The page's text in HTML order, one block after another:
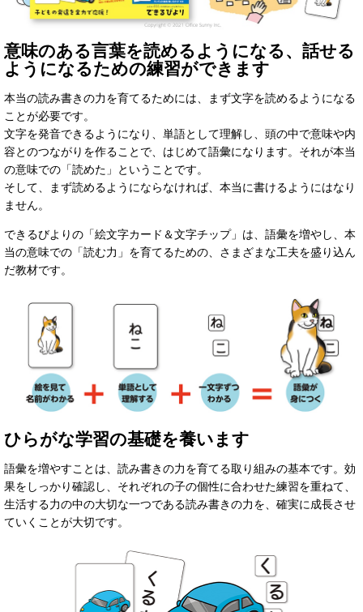
意味のある言葉を読めるようになる、話せる
ようになるための練習ができます
本当の読み書きの力を育てるためには、まず文字を読めるようになる
ことが必要です。
文字を発音できるようになり、単語として理解し、頭の中で意味や内
容とのつながりを作ることで、はじめて語彙になります。それが本当
の意味での「読めた」ということです。
そして、まず読めるようにならなければ、本当に書けるようにはなり
ません。
できるびよりの「絵文字カード＆文字チップ」は、語彙を増やし、本
当の意味での「読む力」を育てるための、さまざまな工夫を盛り込ん
だ教材です。
ひらがな学習の基礎を養います
語彙を増やすことは、読み書きの力を育てる取り組みの基本です。効
果をしっかり確認し、それぞれの子の個性に合わせた練習を重ねて、
生活する力の中の大切な一つである読み書きの力を、確実に成長させ
ていくことが大切です。